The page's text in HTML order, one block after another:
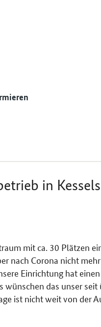
in
mit ca. 30 Plätzen
nach Corona nicht
Einrichtung hat
das unser seit
ist nicht weit von der